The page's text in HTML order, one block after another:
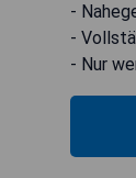
-
-
- Nur